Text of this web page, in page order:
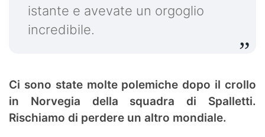
istante e avevate un orgoglio
incredibile.
Ci sono state molte polemiche dopo il crollo
in Norvegia della squadra di Spalletti.
Rischiamo di perdere un altro mondiale.